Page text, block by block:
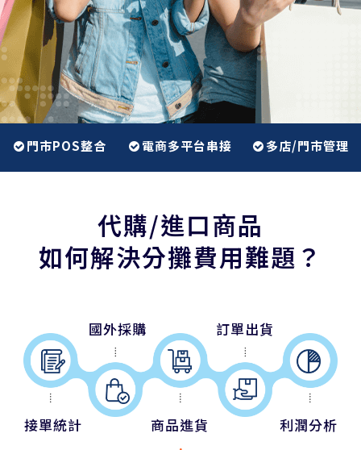
門市POS整合 電商多平台串接 多店/門市管理
代購/進口商品
如何解決分攤費用難題？
接單統計
國外採購
商品進貨
訂單出貨
利潤分析